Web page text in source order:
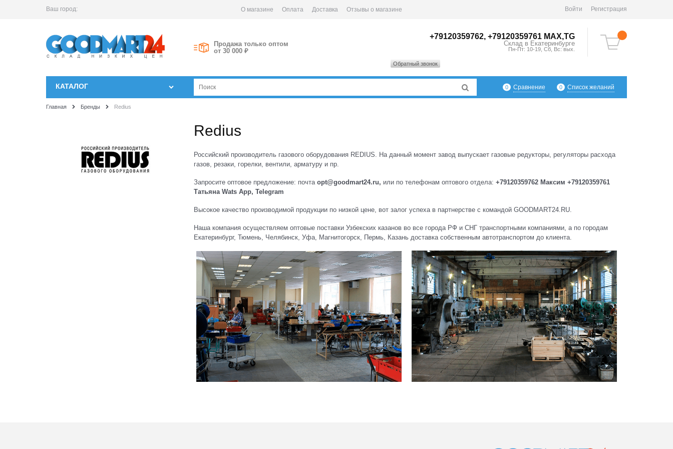
Ваш город: О магазине Оплата Доставка Отзывы о магазине Войти Регистрация
Продажа только оптом
от 30 000 ₽
+79120359762, +79120359761 MAX,TG
Склад в Екатеринбурге
Пн-Пт: 10-19, Сб, Вс: вых.
Обратный звонок
КАТАЛОГ 0 Сравнение 0 Список желаний
Главная Бренды Redius
Redius
Российский производитель газового оборудования REDIUS. На данный момент завод выпускает газовые редукторы, регуляторы расхода
газов, резаки, горелки, вентили, арматуру и пр.
Запросите оптовое предложение: почта opt@goodmart24.ru, или по телефонам оптового отдела: +79120359762 Максим +79120359761
Татьяна Wats App, Telegram
Высокое качество производимой продукции по низкой цене, вот залог успеха в партнерстве c командой GOODMART24.RU.
Наша компания осуществляем оптовые поставки Узбекских казанов во все города РФ и СНГ транспортными компаниями, а по городам
Екатеринбург, Тюмень, Челябинск, Уфа, Магнитогорск, Пермь, Казань доставка собственным автотранспортом до клиента.